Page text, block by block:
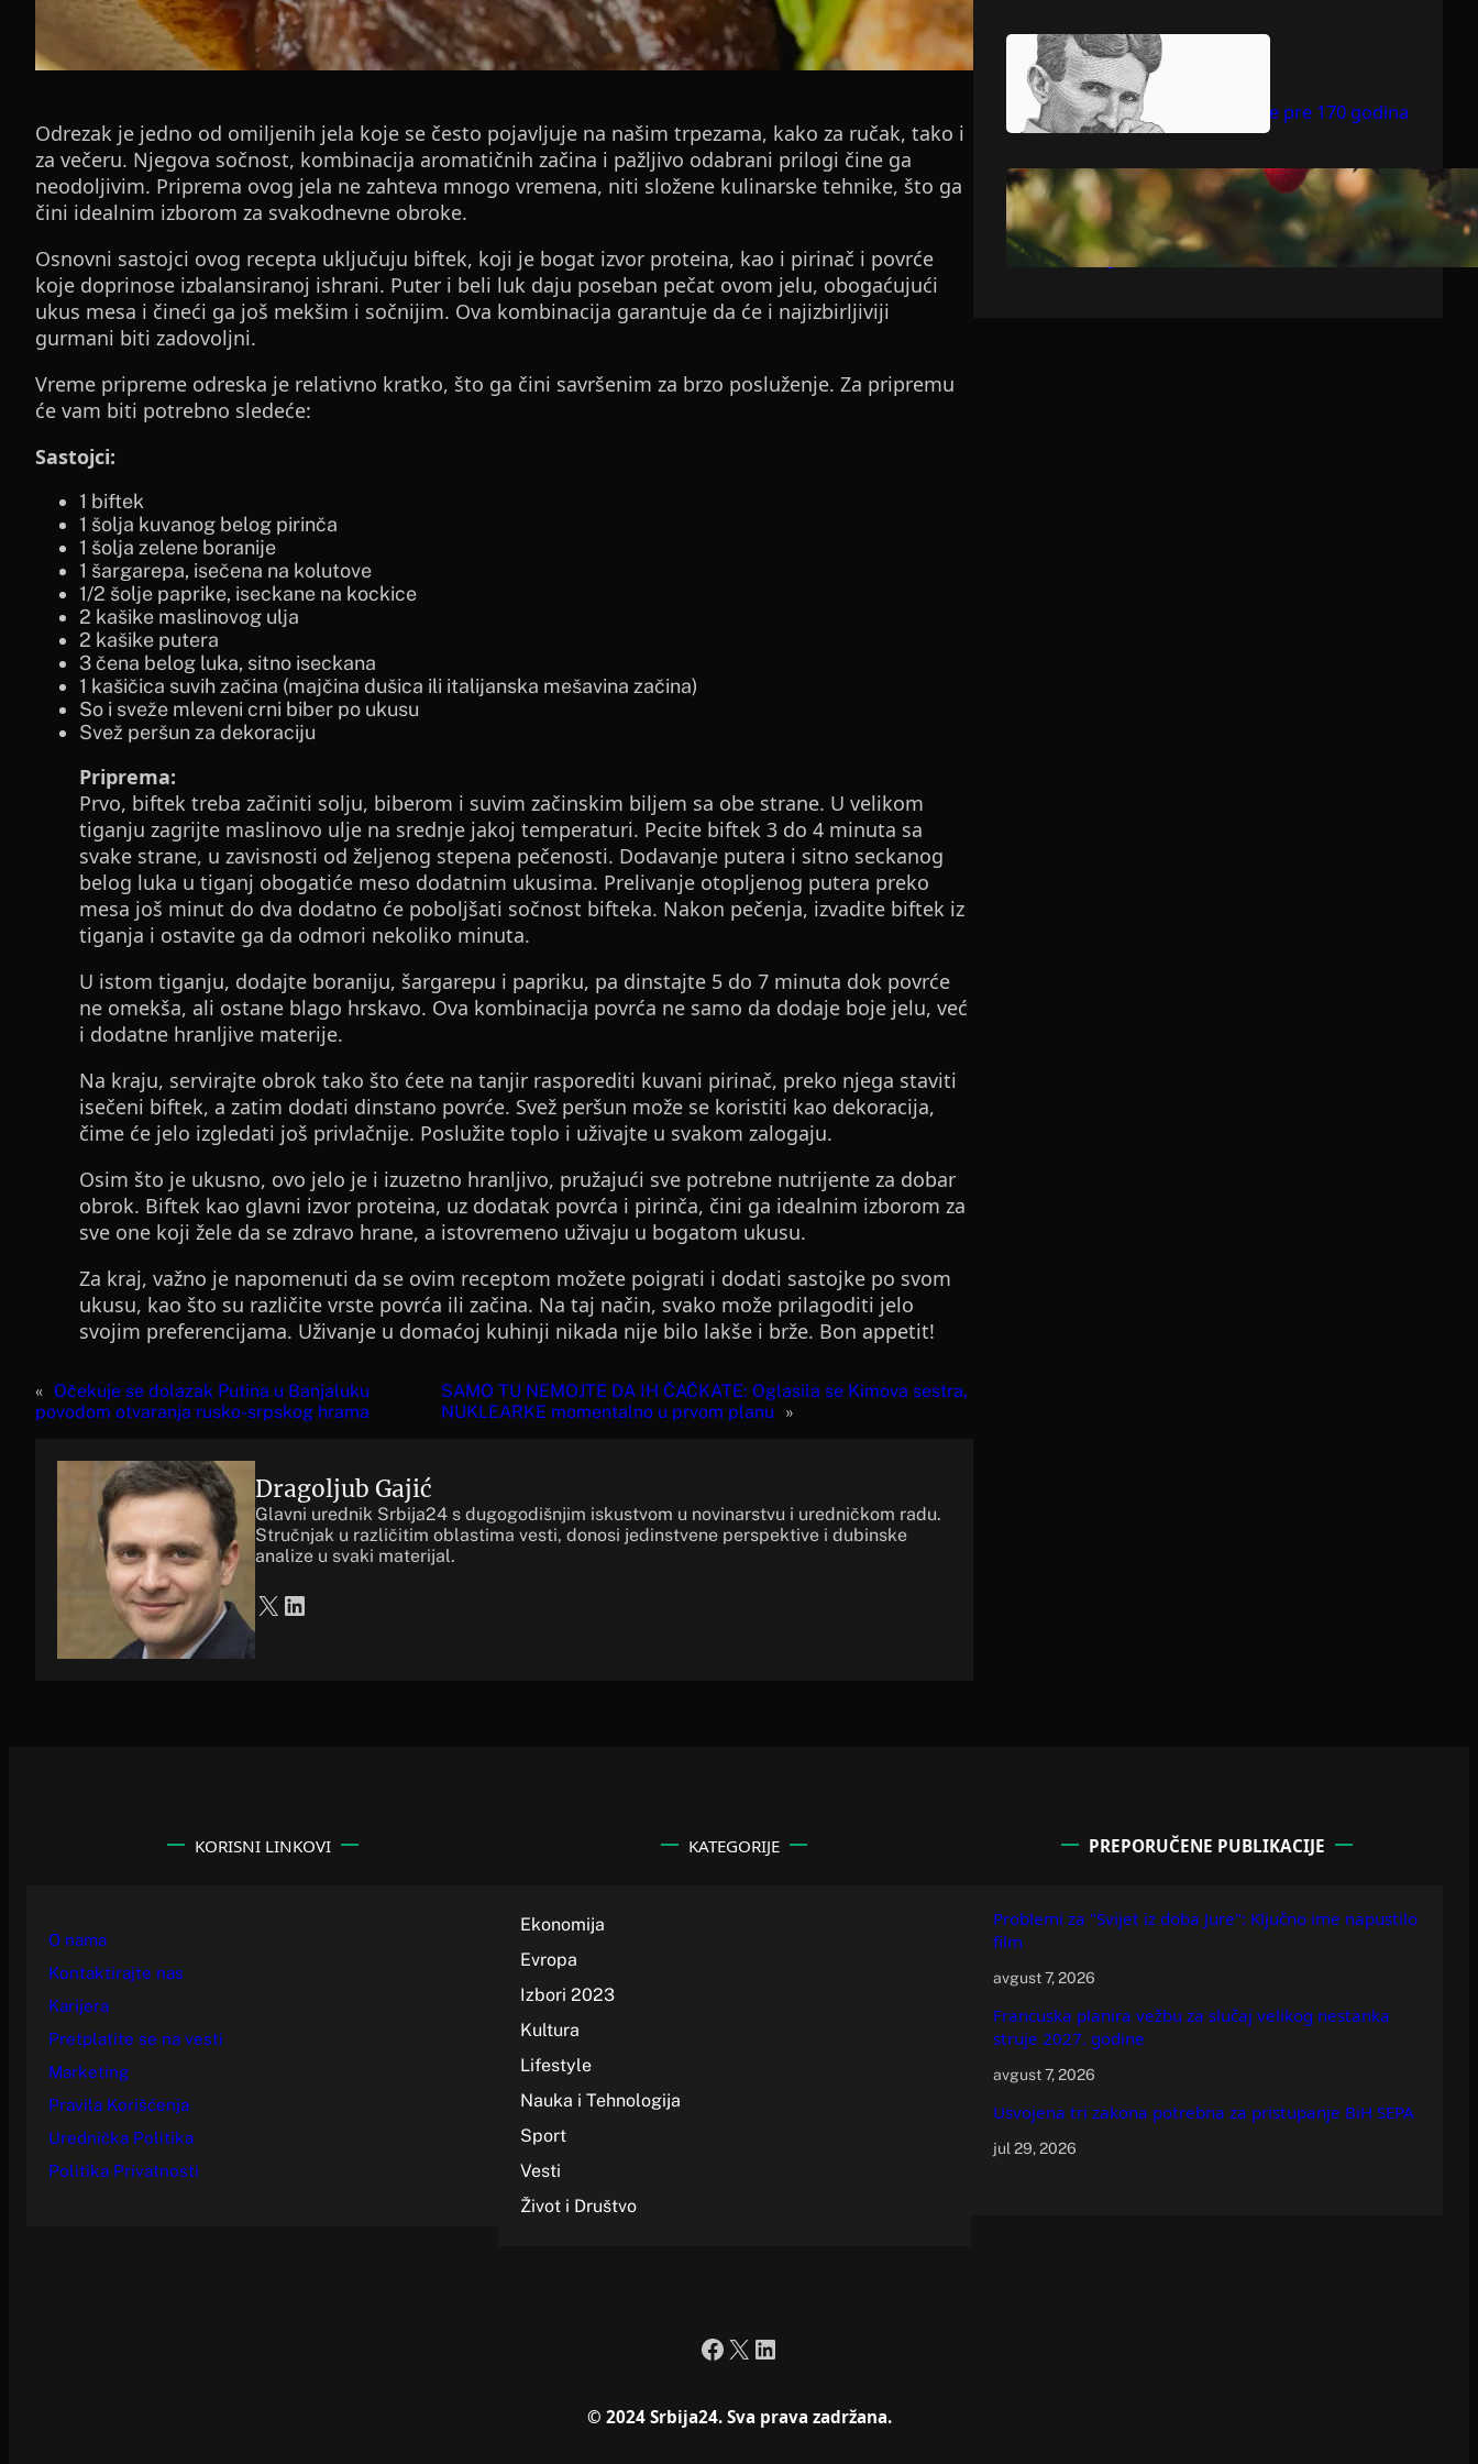
Odrezak je jedno od omiljenih jela koje se često pojavljuje na našim trpezama, kako za ručak, tako i
za večeru. Njegova sočnost, kombinacija aromatičnih začina i pažljivo odabrani prilogi čine ga
neodoljivim. Priprema ovog jela ne zahteva mnogo vremena, niti složene kulinarske tehnike, što ga
čini idealnim izborom za svakodnevne obroke.
Osnovni sastojci ovog recepta uključuju biftek, koji je bogat izvor proteina, kao i pirinač i povrće
koje doprinose izbalansiranoj ishrani. Puter i beli luk daju poseban pečat ovom jelu, obogaćujući
ukus mesa i čineći ga još mekšim i sočnijim. Ova kombinacija garantuje da će i najizbirljiviji
gurmani biti zadovoljni.
Vreme pripreme odreska je relativno kratko, što ga čini savršenim za brzo posluženje. Za pripremu
će vam biti potrebno sledeće:
Sastojci:
1 biftek
1 šolja kuvanog belog pirinča
1 šolja zelene boranije
1 šargarepa, isečena na kolutove
1/2 šolje paprike, iseckane na kockice
2 kašike maslinovog ulja
2 kašike putera
3 čena belog luka, sitno iseckana
1 kašičica suvih začina (majčina dušica ili italijanska mešavina začina)
So i sveže mleveni crni biber po ukusu
Svež peršun za dekoraciju
Priprema:
Prvo, biftek treba začiniti solju, biberom i suvim začinskim biljem sa obe strane. U velikom
tiganju zagrijte maslinovo ulje na srednje jakoj temperaturi. Pecite biftek 3 do 4 minuta sa
svake strane, u zavisnosti od željenog stepena pečenosti. Dodavanje putera i sitno seckanog
belog luka u tiganj obogatiće meso dodatnim ukusima. Prelivanje otopljenog putera preko
mesa još minut do dva dodatno će poboljšati sočnost bifteka. Nakon pečenja, izvadite biftek iz
tiganja i ostavite ga da odmori nekoliko minuta.
U istom tiganju, dodajte boraniju, šargarepu i papriku, pa dinstajte 5 do 7 minuta dok povrće
ne omekša, ali ostane blago hrskavo. Ova kombinacija povrća ne samo da dodaje boje jelu, već
i dodatne hranljive materije.
Na kraju, servirajte obrok tako što ćete na tanjir rasporediti kuvani pirinač, preko njega staviti
isečeni biftek, a zatim dodati dinstano povrće. Svež peršun može se koristiti kao dekoracija,
čime će jelo izgledati još privlačnije. Poslužite toplo i uživajte u svakom zalogaju.
Osim što je ukusno, ovo jelo je i izuzetno hranljivo, pružajući sve potrebne nutrijente za dobar
obrok. Biftek kao glavni izvor proteina, uz dodatak povrća i pirinča, čini ga idealnim izborom za
sve one koji žele da se zdravo hrane, a istovremeno uživaju u bogatom ukusu.
Za kraj, važno je napomenuti da se ovim receptom možete poigrati i dodati sastojke po svom
ukusu, kao što su različite vrste povrća ili začina. Na taj način, svako može prilagoditi jelo
svojim preferencijama. Uživanje u domaćoj kuhinji nikada nije bilo lakše i brže. Bon appetit!
« Očekuje se dolazak Putina u Banjaluku
povodom otvaranja rusko-srpskog hrama
SAMO TU NEMOJTE DA IH ČAČKATE: Oglasila se Kimova sestra,
NUKLEARKE momentalno u prvom planu
»
Dragoljub Gajić
Glavni urednik Srbija24 s dugogodišnjim iskustvom u novinarstvu i uredničkom radu.
Stručnjak u različitim oblastima vesti, donosi jedinstvene perspektive i dubinske
analize u svaki materijal.
X LinkedIn
jul 9, 2026
Nikola Tesla rođen je pre 170 godina
jul 9, 2026 Dragoljub Gajić
Srbija očekuje rekordnu voćarsku
godinu
KORISNI LINKOVI
O nama
Kontaktirajte nas
Karijera
Pretplatite se na vesti
Marketing
Pravila Korišćenja
Urednička Politika
Politika Privatnosti
KATEGORIJE
Ekonomija
Evropa
Izbori 2023
Kultura
Lifestyle
Nauka i Tehnologija
Sport
Vesti
Život i Društvo
PREPORUČENE PUBLIKACIJE
Problemi za "Svijet iz doba Jure": Ključno ime napustilo
film
avgust 7, 2026
Francuska planira vežbu za slučaj velikog nestanka
struje 2027. godine
avgust 7, 2026
Usvojena tri zakona potrebna za pristupanje BiH SEPA
jul 29, 2026
Facebook
X LinkedIn
© 2024 Srbija24. Sva prava zadržana.